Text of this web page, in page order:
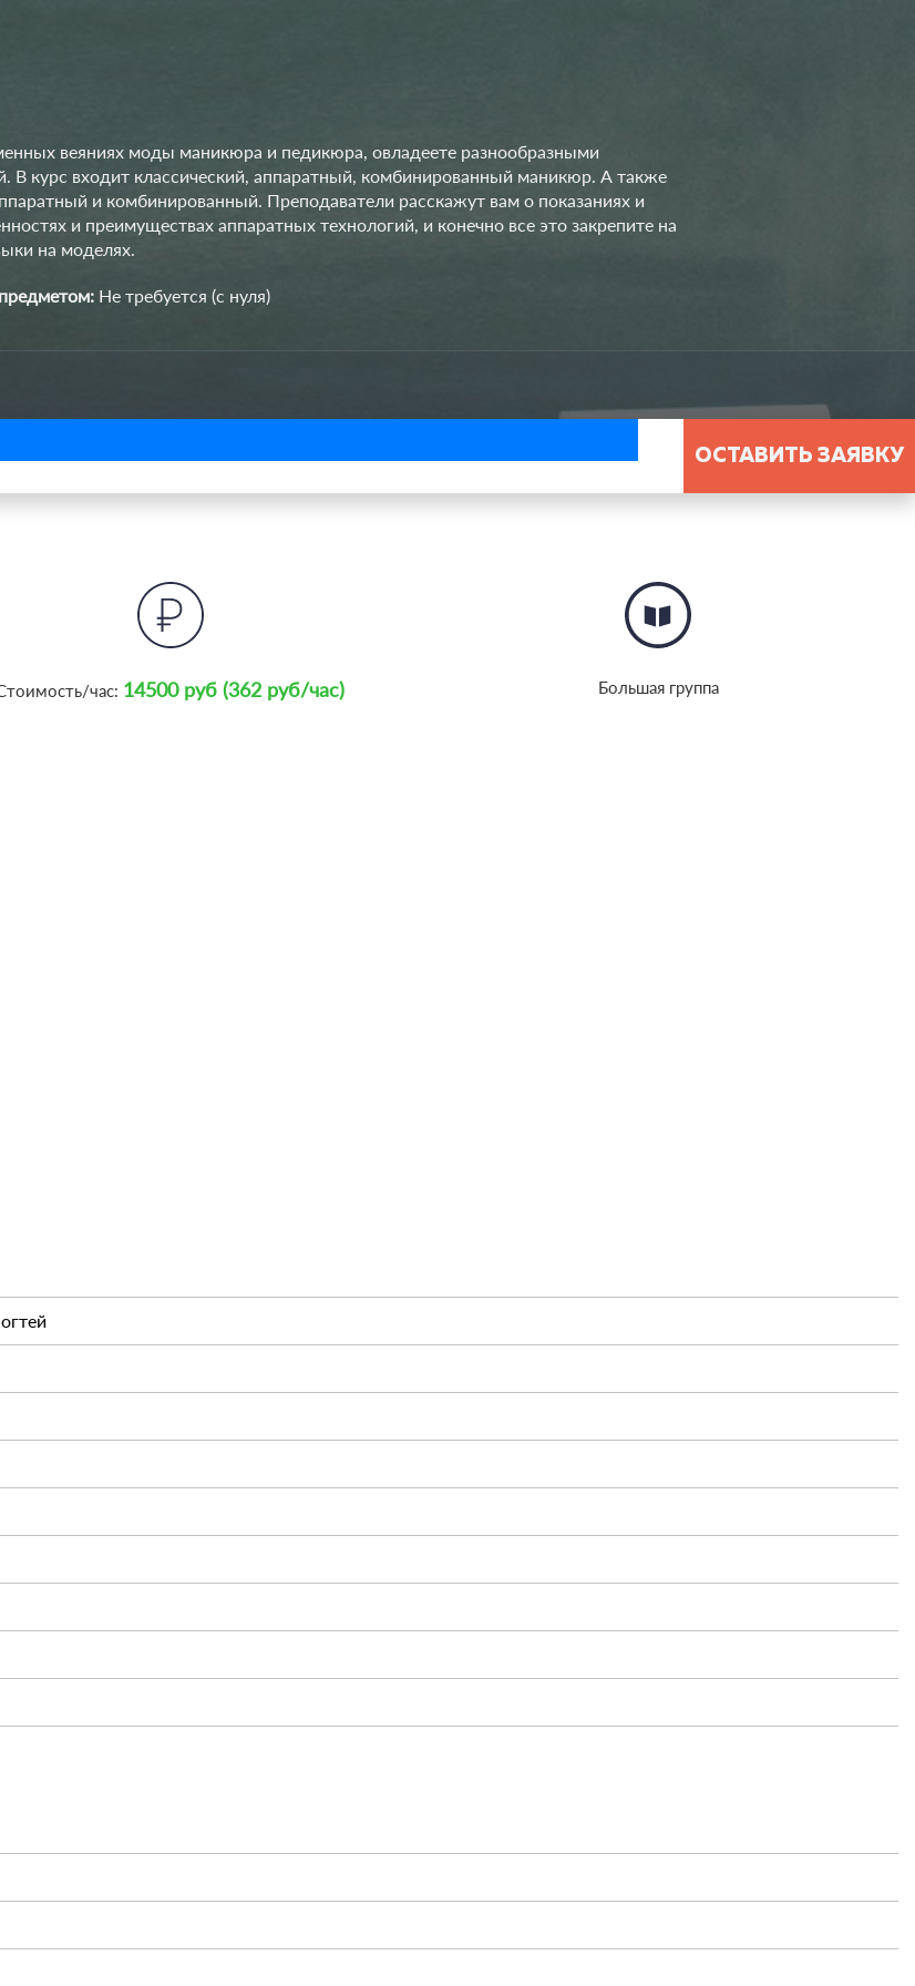
веяниях моды маникюра и педикюра, овладеете разнообразными
В курс входит классический, аппаратный, комбинированный маникюр. А также
и комбинированный. Преподаватели расскажут вам о показаниях и
и преимуществах аппаратных технологий, и конечно все это закрепите на
на моделях.
Не требуется (с нуля)
час: 14500 руб (362 руб/час) Большая группа
ОСТАВИТЬ ЗАЯВКУ